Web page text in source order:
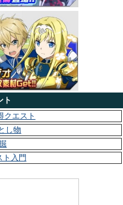
ト
クエスト
し物
ト入門